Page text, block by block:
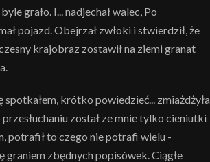
grało. I... nadjechał walec, Po
pojazd. Obejrzał zwłoki i stwierdził, że
krajobraz zostawił na ziemi granat
krótko powiedzieć... zmiażdżyła
został ze mnie tylko cieniutki
potrafił to czego nie potrafi wielu -
graniem zbędnych popisówek. Ciągłe